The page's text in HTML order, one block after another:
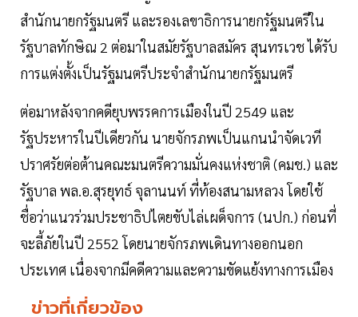
สำนักนายกรัฐมนตรี และรองเลขาธิการนายกรัฐมนตรีใน
รัฐบาลทักษิณ 2 ต่อมาในสมัยรัฐบาลสมัคร สุนทรเวช ได้รับ
การแต่งตั้งเป็นรัฐมนตรีประจำสำนักนายกรัฐมนตรี
ต่อมาหลังจากคดียุบพรรคการเมืองในปี 2549 และ
รัฐประหารในปีเดียวกัน นายจักรภพเป็นแกนนำจัดเวที
ปราศรัยต่อต้านคณะมนตรีความมั่นคงแห่งชาติ (คมช.) และ
รัฐบาล พล.อ.สุรยุทธ์ จุลานนท์ ที่ท้องสนามหลวง โดยใช้
ชื่อว่าแนวร่วมประชาธิปไตยขับไล่เผด็จการ (นปก.) ก่อนที่
จะลี้ภัยในปี 2552 โดยนายจักรภพเดินทางออกนอก
ประเทศ เนื่องจากมีคดีความและความขัดแย้งทางการเมือง
ข่าวที่เกี่ยวข้อง